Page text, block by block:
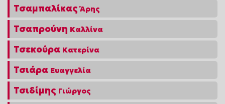
Τσαμπαλίκας Άρης
Τσαπρούνη Καλλίνα
Τσεκούρα Κατερίνα
Τσιάρα Ευαγγελία
Τσιδίμης Γιώργος